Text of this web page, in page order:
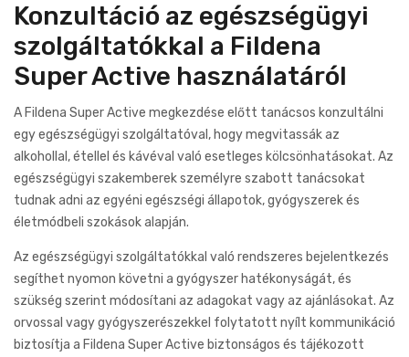
Konzultáció az egészségügyi
szolgáltatókkal a Fildena
Super Active használatáról
A Fildena Super Active megkezdése előtt tanácsos konzultálni
egy egészségügyi szolgáltatóval, hogy megvitassák az
alkohollal, étellel és kávéval való esetleges kölcsönhatásokat. Az
egészségügyi szakemberek személyre szabott tanácsokat
tudnak adni az egyéni egészségi állapotok, gyógyszerek és
életmódbeli szokások alapján.
Az egészségügyi szolgáltatókkal való rendszeres bejelentkezés
segíthet nyomon követni a gyógyszer hatékonyságát, és
szükség szerint módosítani az adagokat vagy az ajánlásokat. Az
orvossal vagy gyógyszerészekkel folytatott nyílt kommunikáció
biztosítja a Fildena Super Active biztonságos és tájékozott